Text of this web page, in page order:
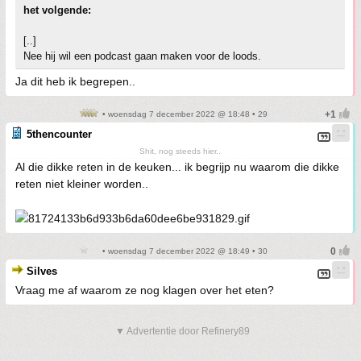
het volgende:
[..]
Nee hij wil een podcast gaan maken voor de loods.
Ja dit heb ik begrepen..
• woensdag 7 december 2022 @ 18:48 • 29
5thencounter
Shit, nog steeds hier..
Al die dikke reten in de keuken... ik begrijp nu waarom die dikke
reten niet kleiner worden..
• woensdag 7 december 2022 @ 18:49 • 30
Silves
Vraag me af waarom ze nog klagen over het eten?
▼ Advertentie door Refinery89